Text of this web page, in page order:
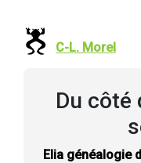
C-L. Morel
Du côté
Elia généalogie